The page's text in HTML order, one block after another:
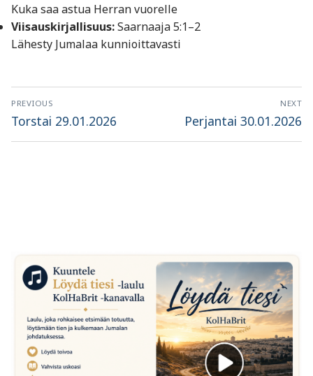
Kuka saa astua Herran vuorelle
Viisauskirjallisuus:Saarnaaja 5:1–2
Lähesty Jumalaa kunnioittavasti
Artikkelien
selaus
PREVIOUS
Previous
Torstai 29.01.2026
NEXT
Next
Perjantai 30.01.2026